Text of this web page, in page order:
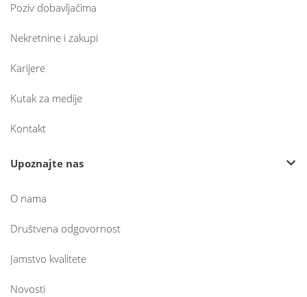
Poziv dobavljačima
Nekretnine i zakupi
Karijere
Kutak za medije
Kontakt
Upoznajte nas
O nama
Društvena odgovornost
Jamstvo kvalitete
Novosti